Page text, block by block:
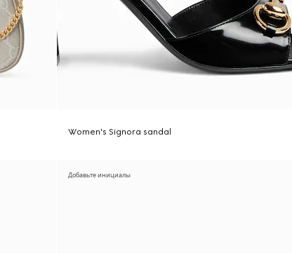
Women's Signora sandal
Добавьте инициалы